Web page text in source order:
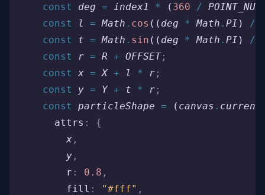
    const
deg = index1 * ( 360 / POINT_NUM
    const
l = Math . cos (( deg * Math . PI ) /
    const
t = Math . sin (( deg * Math . PI ) /
    const
r = R + OFFSET;
    const
x = X + l * r ;
    const
y = Y + t * r ;
    const
particleShape = ( canvas . current
      attrs
:
{
        x
,
        y
,
        r
: 0.8 ,
        fill
: "#fff" ,